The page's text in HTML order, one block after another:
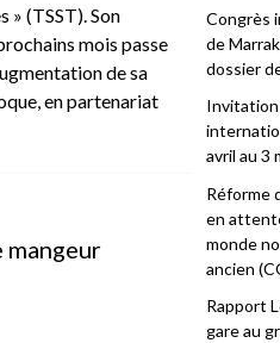
» (TSST). Son
mois passe
de sa
en partenariat
mangeur
Congrès
de
dossier
Invitation
avril au 3
Réforme
en
monde
ancien
Rapport
gare au